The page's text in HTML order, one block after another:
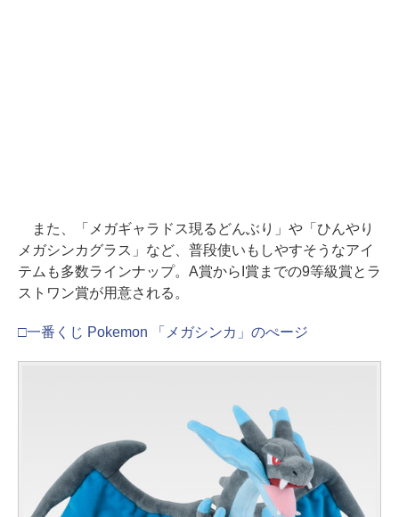
また、「メガギャラドス現るどんぶり」や「ひんやり
メガシンカグラス」など、普段使いもしやすそうなアイ
テムも多数ラインナップ。A賞からI賞までの9等級賞とラ
ストワン賞が用意される。
□一番くじ Pokemon 「メガシンカ」のぺージ